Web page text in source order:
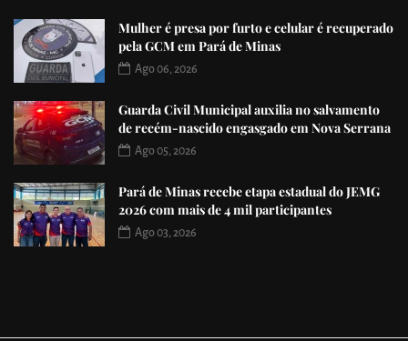
Mulher é presa por furto e celular é recuperado
pela GCM em Pará de Minas
Ago 06, 2026
Guarda Civil Municipal auxilia no salvamento
de recém-nascido engasgado em Nova Serrana
Ago 05, 2026
Pará de Minas recebe etapa estadual do JEMG
2026 com mais de 4 mil participantes
Ago 03, 2026